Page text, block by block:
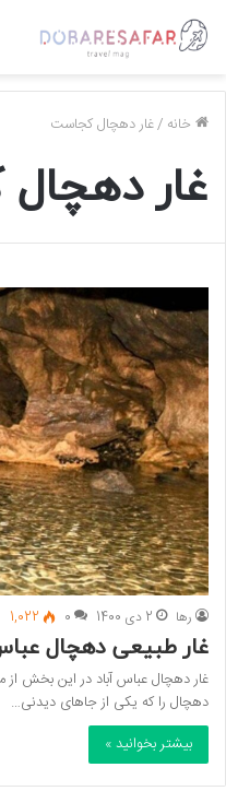
خانه /غار دهچال کجاست
غار
رها 2 دی 1400 0
1,022
غار طبیعی دهچال عباس
غار دهچال عباس آباد در این بخش از
دهچال را که یکی از جاهای دیدنی…
بیشتر بخوانید »